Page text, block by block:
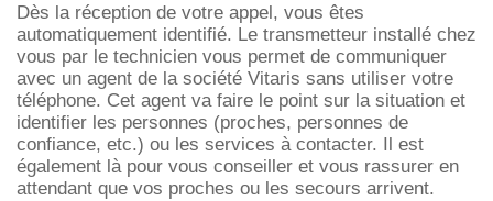
Dès la réception de votre appel, vous êtes
automatiquement identifié. Le transmetteur installé chez
vous par le technicien vous permet de communiquer
avec un agent de la société Vitaris sans utiliser votre
téléphone. Cet agent va faire le point sur la situation et
identifier les personnes (proches, personnes de
confiance, etc.) ou les services à contacter. Il est
également là pour vous conseiller et vous rassurer en
attendant que vos proches ou les secours arrivent.